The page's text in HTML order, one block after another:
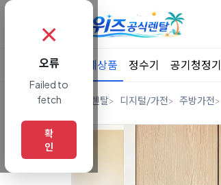
전체상품 정수기 공기청정기
렌탈 디지털/가전 주방가전
✗
오류
Failed to
fetch
확
인